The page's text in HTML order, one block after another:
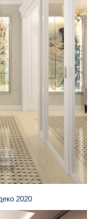
2020